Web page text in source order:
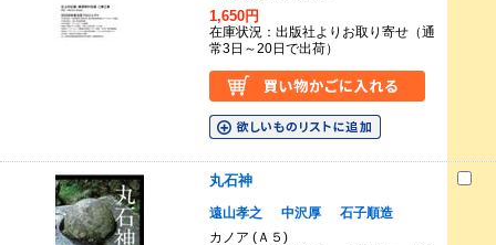
1,650円
在庫状況：出版社よりお取り寄せ（通
常3日～20日で出荷）
丸石神
遠山孝之 中沢厚
石子順造
カノア (Ａ５)